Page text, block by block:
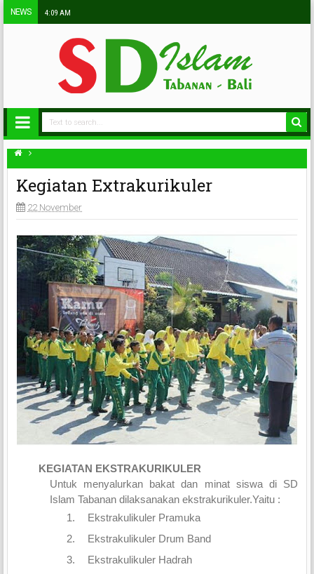
NEWS 4:09 AM
Kegiatan Extrakurikuler
22 November
KEGIATAN EKSTRAKURIKULER
Untuk menyalurkan bakat dan minat siswa di SD
Islam Tabanan dilaksanakan ekstrakurikuler.Yaitu :
1.
Ekstrakulikuler Pramuka
2.
Ekstrakulikuler Drum Band
3.
Ekstrakulikuler Hadrah